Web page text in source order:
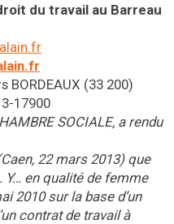
du travail au Barreau
BORDEAUX (33 200)
17900
SOCIALE, a rendu
22 mars 2013) que
Y… en qualité de femme
2010 sur la base d’un
contrat de travail à